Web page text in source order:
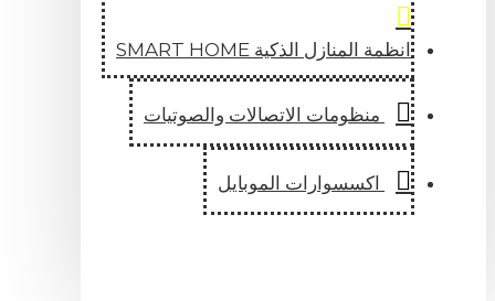
انظمة المنازل الذكية SMART HOME
منظومات الاتصالات والصوتيات
اكسسوارات الموبايل